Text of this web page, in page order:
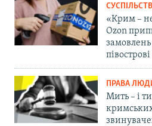
«Крим –
Ozon
півострові
ПРАВА
Мить – і